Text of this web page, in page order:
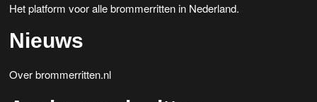
Het platform voor alle brommerritten in Nederland.
Nieuws
Over brommerritten.nl